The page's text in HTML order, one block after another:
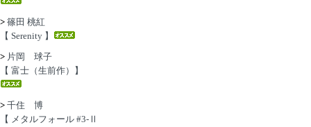
> 篠田 桃紅
【 Serenity 】
> 片岡 球子
【 富士（生前作）】
> 千住 博
【 メタルフォール #3-Ⅱ